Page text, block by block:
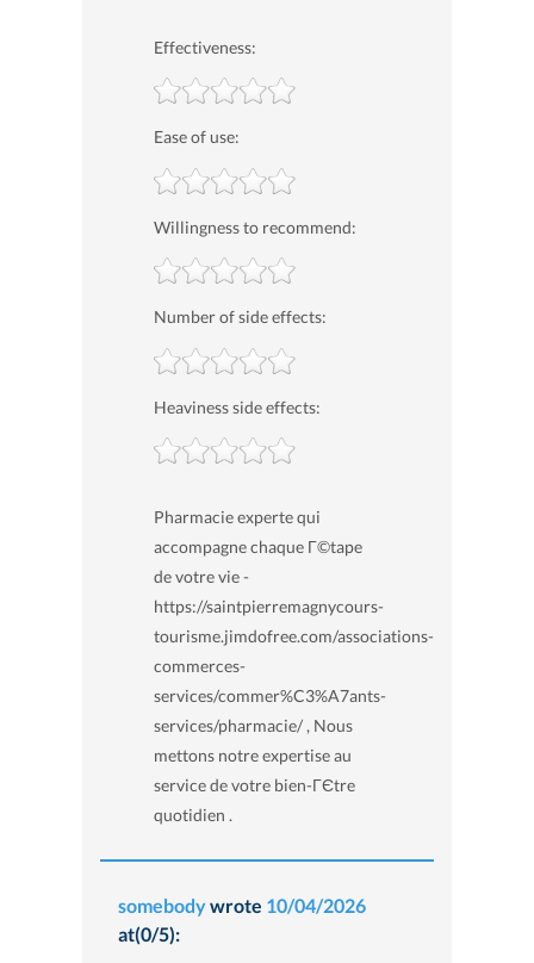
Effectiveness:
Ease of use:
Willingness to recommend:
Number of side effects:
Heaviness side effects:
Pharmacie experte qui
accompagne chaque Г©tape
de votre vie -
https://saintpierremagnycours-
tourisme.jimdofree.com/associations-
commerces-
services/commer%C3%A7ants-
services/pharmacie/ , Nous
mettons notre expertise au
service de votre bien-ГЄtre
quotidien .
somebodywrote 10/04/2026
at(0/5):